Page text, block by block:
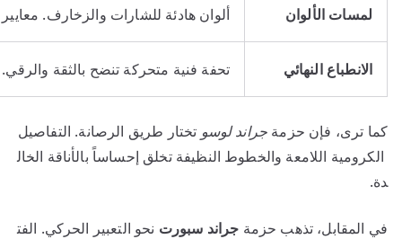
لمسات الألوان ألوان هادئة للشارات والزخارف.
الانطباع النهائي تحفة فنية متحركة تنضح بالثقة
كما ترى، فإن حزمة جراند لوسو تختار طريق الرصانة. التفاصيل
الكرومية اللامعة والخطوط النظيفة تخلق إحساساً بالأناقة الخال
دة.
في المقابل، تذهب حزمة جراند سبورت نحو التعبير الحركي. الفت